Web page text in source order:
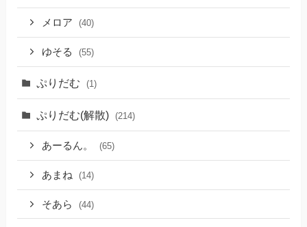
メロア (40)
ゆそる (55)
ぷりだむ (1)
ぷりだむ(解散) (214)
あーるん。 (65)
あまね (14)
そあら (44)